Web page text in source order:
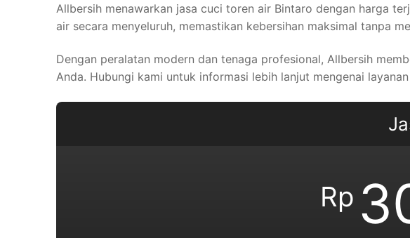
Allbersih menawarkan jasa cuci toren air Bintaro dengan harga
air secara menyeluruh, memastikan kebersihan maksimal tanpa
Dengan peralatan modern dan tenaga profesional, Allbersih
Anda. Hubungi kami untuk informasi lebih lanjut mengenai
Rp